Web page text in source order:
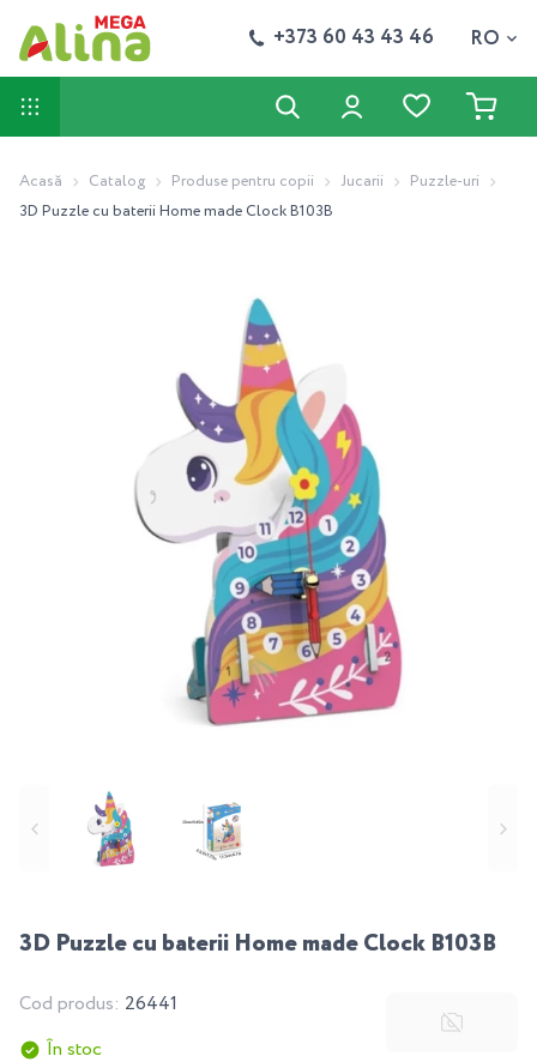
+373 60 43 43 46 RO
Acasă Catalog Produse pentru copii Jucarii
Puzzle-uri
3D Puzzle cu baterii Home made Clock B103B
3D Puzzle cu baterii Home made Clock B103B
Cod produs: 26441
În stoc